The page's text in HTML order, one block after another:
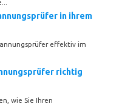
in ihrem
effektiv im
richtig
wie Sie Ihren